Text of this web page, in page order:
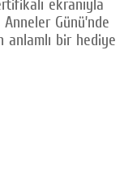
ekranıyla
Günü’nde
bir hediye